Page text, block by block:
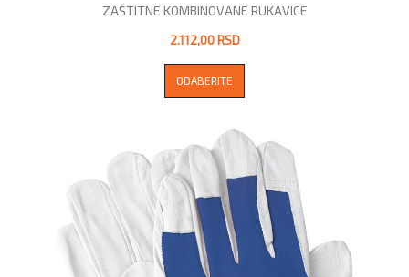
ZAŠTITNE KOMBINOVANE RUKAVICE
2.112,00 RSD
ODABERITE